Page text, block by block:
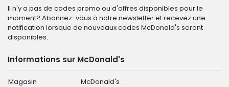
Il n'y a pas de codes promo ou d'offres disponibles pour le
moment? Abonnez-vous à notre newsletter et recevez une
notification lorsque de nouveaux codes McDonald's seront
disponibles.
Informations sur McDonald's
Magasin
McDonald's